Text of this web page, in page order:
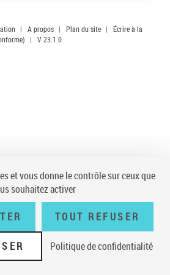
| A propos | Plan du site |
Écrire à la
| V 23.1.0
et vous donne le contrôle sur ceux que
souhaitez activer
TOUT REFUSER
Politique de confidentialité